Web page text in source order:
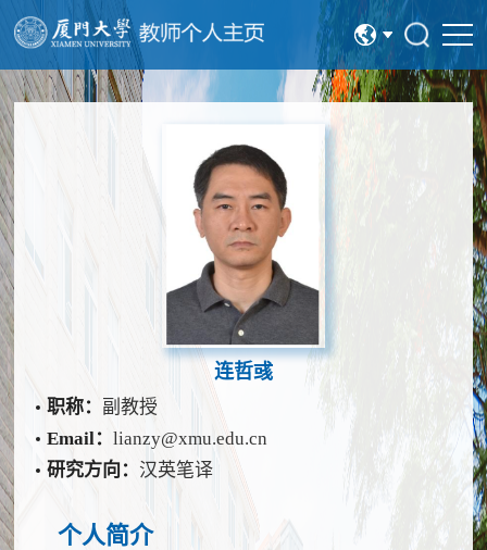
中文
连哲彧
职称： 副教授
Email：lianzy@xmu.edu.cn
研究方向： 汉英笔译
个人简介